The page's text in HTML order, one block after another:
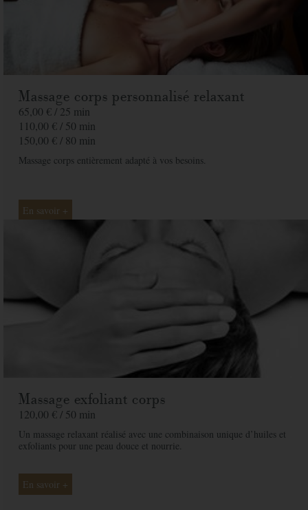
Massage corps personnalisé relaxant
65,00 € / 25 min
110,00 € / 50 min
150,00 € / 80 min
Massage corps entièrement adapté à vos besoins.
En savoir +
Massage exfoliant corps
120,00 € / 50 min
Un massage relaxant réalisé avec une combinaison unique d’huiles et
exfoliants pour une peau douce et nourrie.
En savoir +